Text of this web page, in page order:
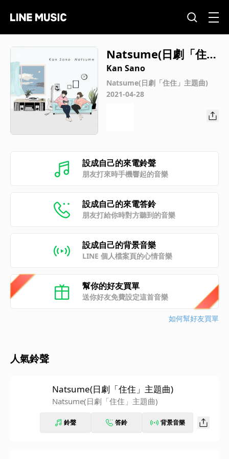
Natsume(日劇「住
住」主題曲)
Kan Sano
Natsume(日劇「住住」主題曲)
2021-04-28
設成自己的來電鈴聲
朋友打來時手機響起的音樂
設成自己的來電答鈴
朋友打給你時對方聽到的音樂
設成自己的背景音樂
LINE 個人檔案頁的心情音樂
幫你的好友買單
送你好友免費設定這首音樂
如何幫好友買單
人氣鈴聲
Natsume(日劇「住住」主題曲)
Natsume(日劇「住住」主題曲)
鈴聲 答鈴 背景音樂